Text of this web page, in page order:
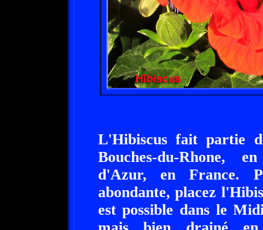
L'Hibiscus fait partie
Bouches-du-Rhone,
d'Azur, en France.
abondante, placez
est possible dans le